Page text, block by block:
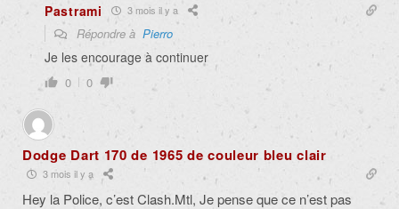
Pastrami 3 mois il y a
Répondre à Pierro
Je les encourage à continuer
0 0
Dodge Dart 170 de 1965 de couleur bleu clair
3 mois il y a
Hey la Police, c’est Clash.Mtl, Je pense que ce n’est pas